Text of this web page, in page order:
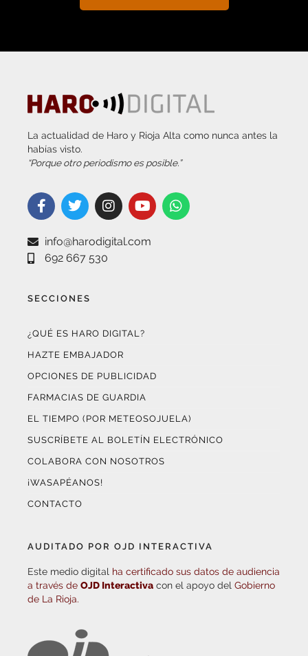
La actualidad de Haro y Rioja Alta como nunca antes la
habías visto.
“Porque otro periodismo es posible.”
info@harodigital.com
692 667 530
SECCIONES
¿QUÉ ES HARO DIGITAL?
HAZTE EMBAJADOR
OPCIONES DE PUBLICIDAD
FARMACIAS DE GUARDIA
EL TIEMPO (POR METEOSOJUELA)
SUSCRÍBETE AL BOLETÍN ELECTRÓNICO
COLABORA CON NOSOTROS
¡WASAPÉANOS!
CONTACTO
AUDITADO POR OJD INTERACTIVA
Este medio digital ha certificado sus datos de audiencia
a través de OJD Interactiva con el apoyo del Gobierno
de La Rioja.